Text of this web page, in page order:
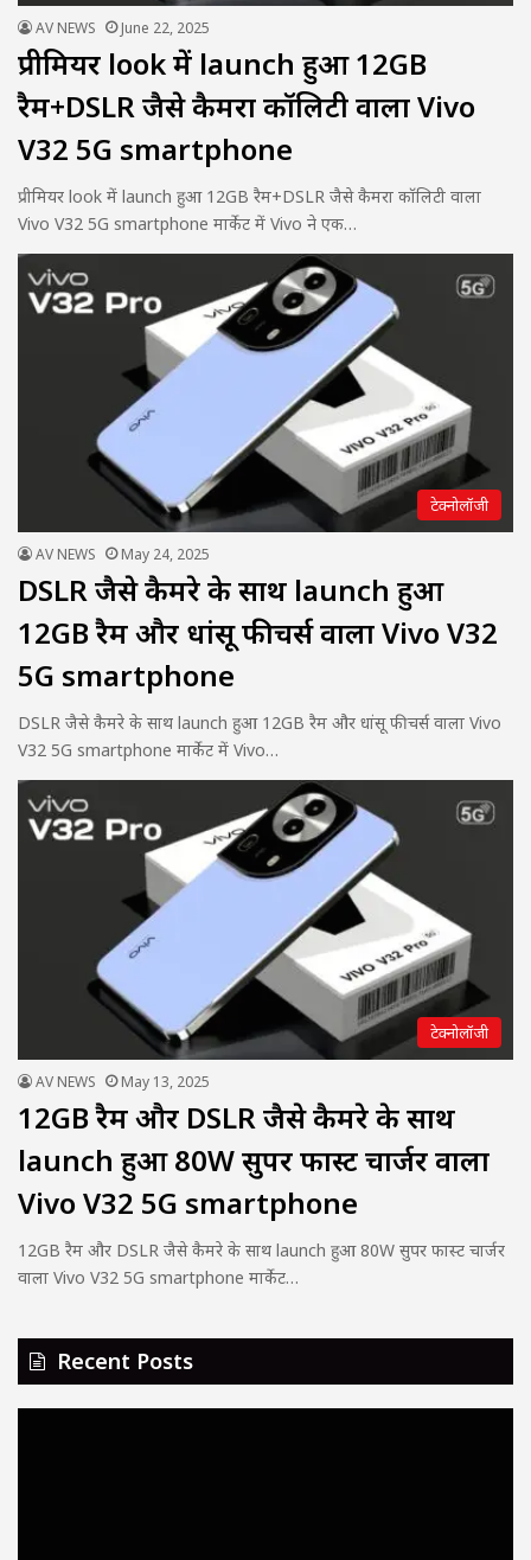
AV NEWS June 22, 2025
प्रीमियर look में launch हुआ 12GB
रैम+DSLR जैसे कैमरा कॉलिटी वाला Vivo
V32 5G smartphone
प्रीमियर look में launch हुआ 12GB रैम+DSLR जैसे कैमरा कॉलिटी वाला
Vivo V32 5G smartphone मार्केट में Vivo ने एक…
टेक्नोलॉजी
AV NEWS May 24, 2025
DSLR जैसे कैमरे के साथ launch हुआ
12GB रैम और धांसू फीचर्स वाला Vivo V32
5G smartphone
DSLR जैसे कैमरे के साथ launch हुआ 12GB रैम और धांसू फीचर्स वाला Vivo
V32 5G smartphone मार्केट में Vivo…
टेक्नोलॉजी
AV NEWS May 13, 2025
12GB रैम और DSLR जैसे कैमरे के साथ
launch हुआ 80W सुपर फास्ट चार्जर वाला
Vivo V32 5G smartphone
12GB रैम और DSLR जैसे कैमरे के साथ launch हुआ 80W सुपर फास्ट चार्जर
वाला Vivo V32 5G smartphone मार्केट…
Recent Posts